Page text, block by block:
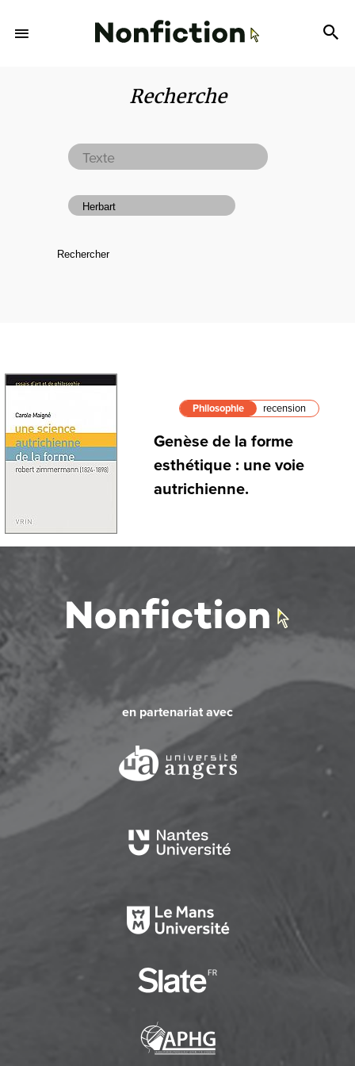
Recherche
Philosophie recension
Genèse de la forme
esthétique : une voie
autrichienne.
en partenariat avec